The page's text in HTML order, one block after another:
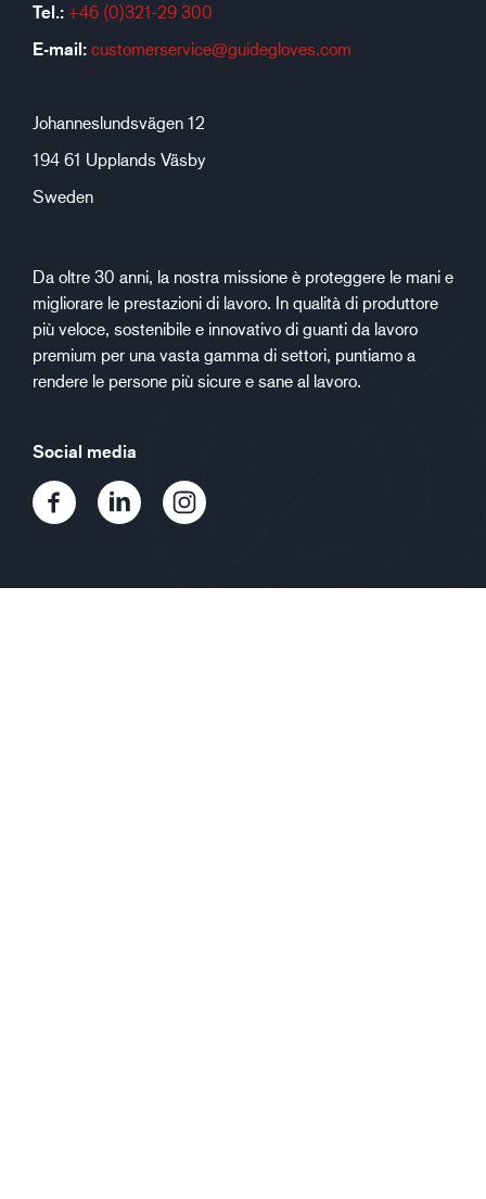
Tel.: +46 (0)321-29 300
E-mail: customerservice@guidegloves.com
Johanneslundsvägen 12
194 61 Upplands Väsby
Sweden
Da oltre 30 anni, la nostra missione è proteggere le mani e
migliorare le prestazioni di lavoro. In qualità di produttore
più veloce, sostenibile e innovativo di guanti da lavoro
premium per una vasta gamma di settori, puntiamo a
rendere le persone più sicure e sane al lavoro.
Social media